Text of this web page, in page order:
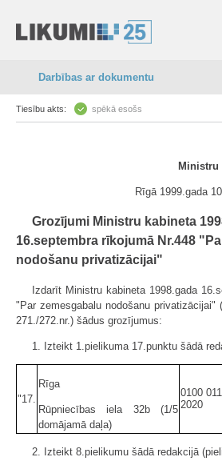
Darbības ar dokumentu
Tiesību akts: spēkā esošs
Ministru
Rīgā 1999.gada
Grozījumi Ministru kabineta
16.septembra rīkojumā Nr.448
nodošanu privatizācijai"
Izdarīt Ministru kabineta 1998.gada
"Par zemesgabalu nodošanu privatizācijai"
271./272.nr.) šādus grozījumus:
1. Izteikt 1.pielikuma 17.punktu šādā
"17.
Rīga
Rūpniecības iela 32b (1/5
domājamā daļa)
0100 011
2020
2. Izteikt 8.pielikumu šādā redakcijā